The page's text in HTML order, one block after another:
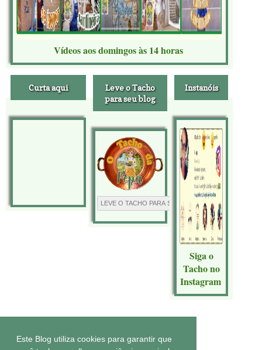
Este Blog utiliza cookies para garantir que
Vídeos aos domingos às 14 horas
Curta aqui
Leve o Tacho
para seu blog
Instanóis
Siga o
Tacho no
Instagram